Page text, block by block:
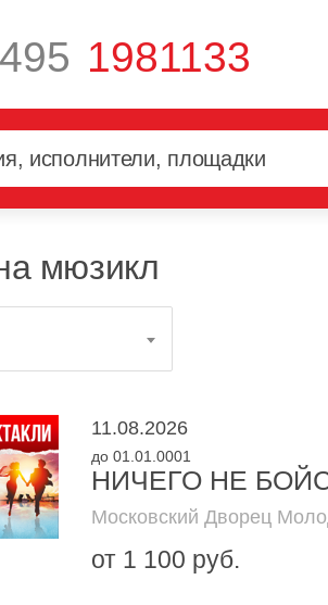
1981133
мюзикл
11.08.2026
до 01.01.0001
НИЧЕГО НЕ
Московский Дворец
от 1 100 руб.